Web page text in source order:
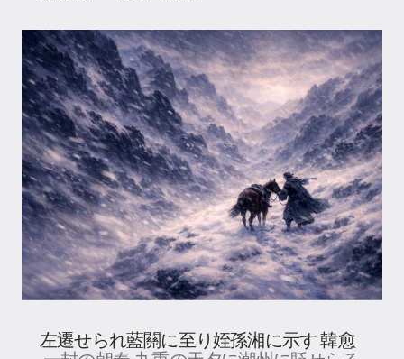
左遷せられ藍關に至り姪孫湘に示す 韓愈